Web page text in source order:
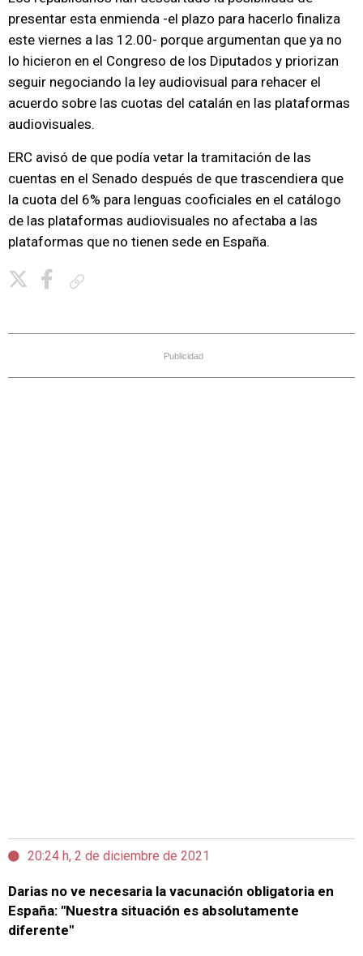
presentar esta enmienda -el plazo para hacerlo finaliza
este viernes a las 12.00- porque argumentan que ya no
lo hicieron en el Congreso de los Diputados y priorizan
seguir negociando la ley audiovisual para rehacer el
acuerdo sobre las cuotas del catalán en las plataformas
audiovisuales.
ERC avisó de que podía vetar la tramitación de las
cuentas en el Senado después de que trascendiera que
la cuota del 6% para lenguas cooficiales en el catálogo
de las plataformas audiovisuales no afectaba a las
plataformas que no tienen sede en España.
Publicidad
20:24 h, 2 de diciembre de 2021
Darias no ve necesaria la vacunación obligatoria en
España: "Nuestra situación es absolutamente
diferente"